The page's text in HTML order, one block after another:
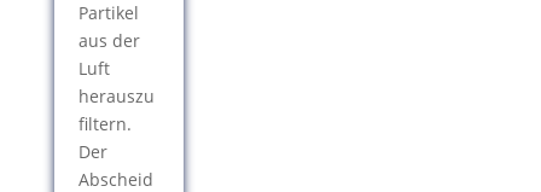
Partikel
aus der
Luft
herauszu
filtern.
Der
Abscheid